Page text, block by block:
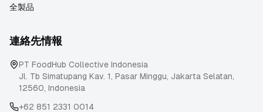
全製品
連絡先情報
PT FoodHub Collective Indonesia
Jl. Tb Simatupang Kav. 1, Pasar Minggu, Jakarta Selatan,
12560, Indonesia
+62 851 2331 0014